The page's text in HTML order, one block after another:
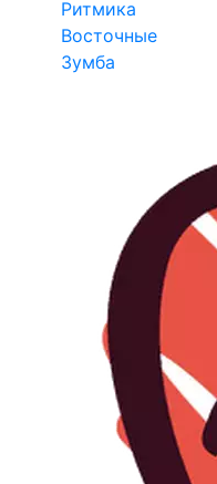
Ритмика
Восточные
Зумба